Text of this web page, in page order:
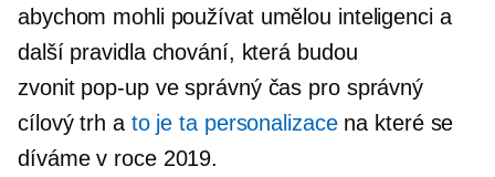
abychom mohli používat umělou inteligenci a
další pravidla chování, která budou
zvonit pop-upve správný čas pro správný
cílový trh a to je ta personalizacena které se
díváme v roce 2019.